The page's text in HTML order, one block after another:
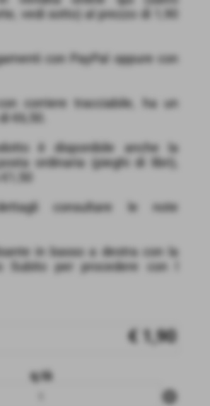
vedi sotto) al prezzo di 1,90
con PayPal oppure con
corriere tracciabile, ha un
€6,50.
è disponibile anche la
ordinaria (pieghi di libri),
consultare le note
in basso a destra con la
Subito per procedere con l
€ 1,90
q.tà
add_circle